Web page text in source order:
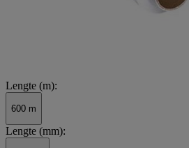
Lengte (m):
600 m
Lengte (mm):